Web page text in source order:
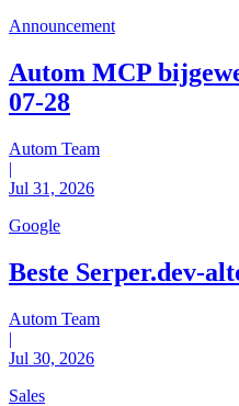
Announcement
Autom MCP
07-28
Autom Team
|
Jul 31, 2026
Google
Beste Serper.dev-
Autom Team
|
Jul 30, 2026
Sales